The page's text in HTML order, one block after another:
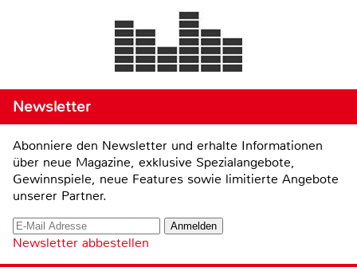
Newsletter
Abonniere den Newsletter und erhalte Informationen
über neue Magazine, exklusive Spezialangebote,
Gewinnspiele, neue Features sowie limitierte Angebote
unserer Partner.
Newsletter abbestellen